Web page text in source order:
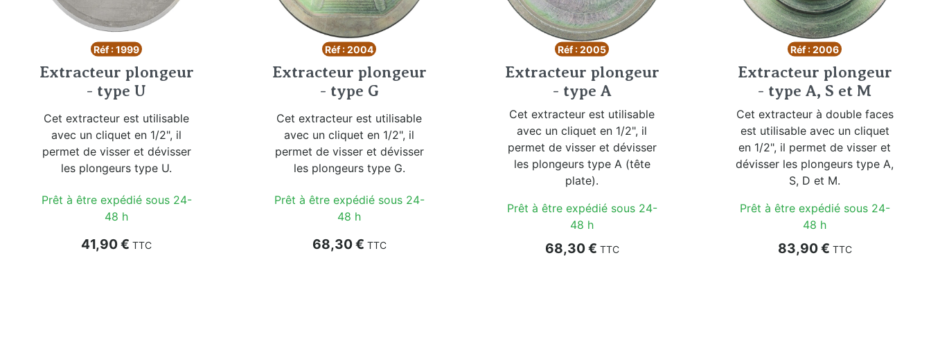
Réf : 1999
Extracteur plongeur
- type U
Cet extracteur est utilisable
avec un cliquet en 1/2", il
permet de visser et dévisser
les plongeurs type U.
Prêt à être expédié sous 24-
48 h
Prix
41,90 € TTC
Réf : 2004
Extracteur plongeur
- type G
Cet extracteur est utilisable
avec un cliquet en 1/2", il
permet de visser et dévisser
les plongeurs type G.
Prêt à être expédié sous 24-
48 h
Prix
68,30 € TTC
Réf : 2005
Extracteur plongeur
- type A
Cet extracteur est utilisable
avec un cliquet en 1/2", il
permet de visser et dévisser
les plongeurs type A (tête
plate).
Prêt à être expédié sous 24-
48 h
Prix
68,30 € TTC
Réf : 2006
Extracteur plongeur
- type A, S et M
Cet extracteur à double faces
est utilisable avec un cliquet
en 1/2", il permet de visser et
dévisser les plongeurs type A,
S, D et M.
Prêt à être expédié sous 24-
48 h
Prix
83,90 € TTC